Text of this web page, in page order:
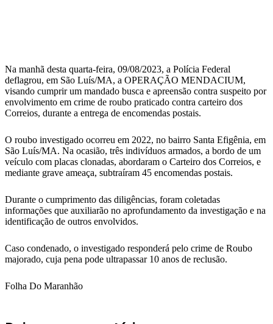
Na manhã desta quarta-feira, 09/08/2023, a Polícia Federal
deflagrou, em São Luís/MA, a OPERAÇÃO MENDACIUM,
visando cumprir um mandado busca e apreensão contra suspeito por
envolvimento em crime de roubo praticado contra carteiro dos
Correios, durante a entrega de encomendas postais.
O roubo investigado ocorreu em 2022, no bairro Santa Efigênia, em
São Luís/MA. Na ocasião, três indivíduos armados, a bordo de um
veículo com placas clonadas, abordaram o Carteiro dos Correios, e
mediante grave ameaça, subtraíram 45 encomendas postais.
Durante o cumprimento das diligências, foram coletadas
informações que auxiliarão no aprofundamento da investigação e na
identificação de outros envolvidos.
Caso condenado, o investigado responderá pelo crime de Roubo
majorado, cuja pena pode ultrapassar 10 anos de reclusão.
Folha Do Maranhão